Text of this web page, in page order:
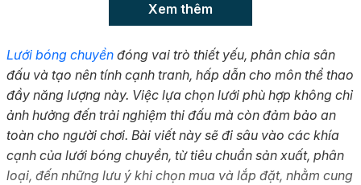
Xem thêm
Lưới bóng chuyền đóng vai trò thiết yếu, phân chia sân
đấu và tạo nên tính cạnh tranh, hấp dẫn cho môn thể thao
đầy năng lượng này. Việc lựa chọn lưới phù hợp không chỉ
ảnh hưởng đến trải nghiệm thi đấu mà còn đảm bảo an
toàn cho người chơi. Bài viết này sẽ đi sâu vào các khía
cạnh của lưới bóng chuyền, từ tiêu chuẩn sản xuất, phân
loại, đến những lưu ý khi chọn mua và lắp đặt, nhằm cung